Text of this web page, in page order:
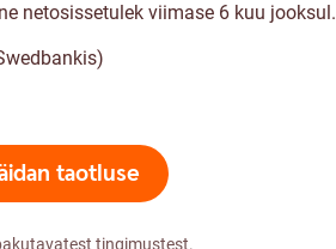
netosissetulek viimase 6 kuu jooksul.
taotluse
tingimustest.